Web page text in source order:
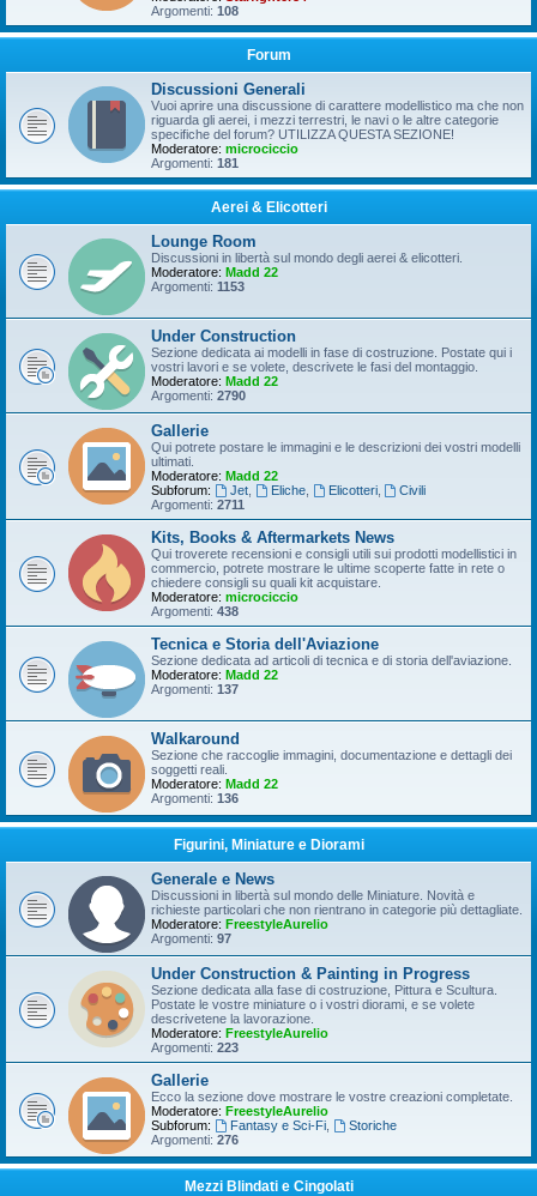
Argomenti: 108
Forum
Discussioni Generali
Vuoi aprire una discussione di carattere modellistico ma che non
riguarda gli aerei, i mezzi terrestri, le navi o le altre categorie
specifiche del forum? UTILIZZA QUESTA SEZIONE!
Moderatore: microciccio
Argomenti: 181
Aerei & Elicotteri
Lounge Room
Discussioni in libertà sul mondo degli aerei & elicotteri.
Moderatore: Madd 22
Argomenti: 1153
Under Construction
Sezione dedicata ai modelli in fase di costruzione. Postate qui i
vostri lavori e se volete, descrivete le fasi del montaggio.
Moderatore: Madd 22
Argomenti: 2790
Gallerie
Qui potrete postare le immagini e le descrizioni dei vostri modelli
ultimati.
Moderatore: Madd 22
Subforum:
Jet, Eliche, Elicotteri,
Civili
Argomenti: 2711
Kits, Books & Aftermarkets News
Qui troverete recensioni e consigli utili sui prodotti modellistici in
commercio, potrete mostrare le ultime scoperte fatte in rete o
chiedere consigli su quali kit acquistare.
Moderatore: microciccio
Argomenti: 438
Tecnica e Storia dell'Aviazione
Sezione dedicata ad articoli di tecnica e di storia dell'aviazione.
Moderatore: Madd 22
Argomenti: 137
Walkaround
Sezione che raccoglie immagini, documentazione e dettagli dei
soggetti reali.
Moderatore: Madd 22
Argomenti: 136
Figurini, Miniature e Diorami
Generale e News
Discussioni in libertà sul mondo delle Miniature. Novità e
richieste particolari che non rientrano in categorie più dettagliate.
Moderatore: FreestyleAurelio
Argomenti: 97
Under Construction & Painting in Progress
Sezione dedicata alla fase di costruzione, Pittura e Scultura.
Postate le vostre miniature o i vostri diorami, e se volete
descrivetene la lavorazione.
Moderatore: FreestyleAurelio
Argomenti: 223
Gallerie
Ecco la sezione dove mostrare le vostre creazioni completate.
Moderatore: FreestyleAurelio
Subforum:
Fantasy e Sci-Fi,
Storiche
Argomenti: 276
Mezzi Blindati e Cingolati